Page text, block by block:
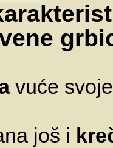
vuće
još i